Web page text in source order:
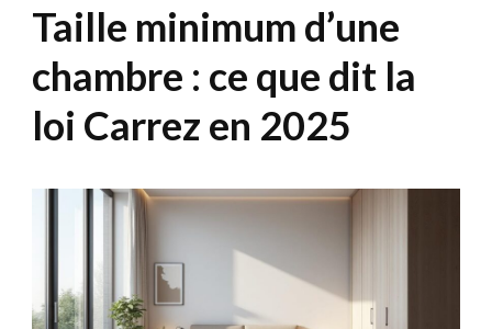
Taille minimum d’une
chambre : ce que dit la
loi Carrez en 2025